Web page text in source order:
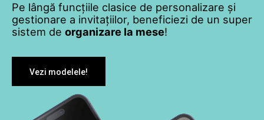
Pe lângă funcțiile clasice de personalizare și
gestionare a invitațiilor, beneficiezi de un super
sistem de organizare la mese!
Vezi modelele!